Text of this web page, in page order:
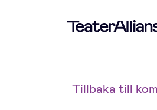
Tillbaka till